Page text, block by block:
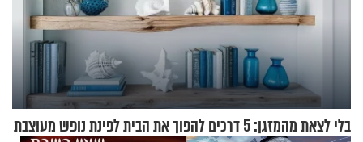
בלי לצאת מהמזגן: 5 דרכים להפוך את הבית לפינת נופש מעוצבת